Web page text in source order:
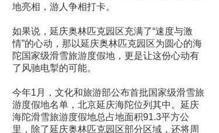
地亮相，游人争相打卡。
如果说，延庆奥林匹克园区充满了“速度与激
情”的心动，那以延庆奥林匹克园区为圆心的海
陀国家级滑雪旅游度假地，更是让这份心动有
了风驰电掣的可能。
今年1月，文化和旅游部公布首批国家级滑雪旅
游度假地名单，北京延庆海陀位列其中。延庆
海陀滑雪旅游度假地总占地面积91.3平方公
里，除了延庆奥林匹克园区部分区域，还将周